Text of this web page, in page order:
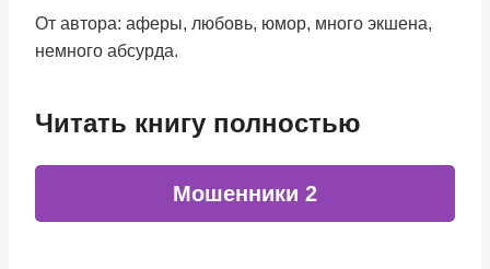
От автора: аферы, любовь, юмор, много экшена,
немного абсурда.
Читать книгу полностью
Мошенники 2